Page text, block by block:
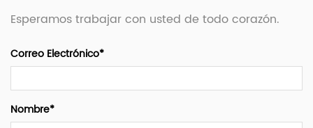
Esperamos trabajar con usted de todo corazón.
Correo Electrónico*
Nombre*